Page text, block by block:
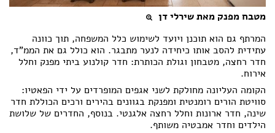
מטבח מפנק מאת שירלי דן
המרתף גם הוא תוכנן ויועד לשימוש כלל המשפחה, תוך כוונה
עתידית להסב אותו כיחידה לנער מתבגר. הוא כולל גם את הממ"ד,
חדר רחצה, מטבחון וגולת הכותרת: חדר קולנוע ביתי מפנק וחלל
אירוח.
הקומה העליונה מחולקת לשני אגפים המופרדים על ידי הפאטיו:
סוויטת הורים רומנטית ומפנקת בגוונים בהירים ורכים הכוללת חדר
שינה, חדר ארונות וחלל רחצה אלגנטי. בנוסף, החדרים של שלושת
הילדים וחדר אמבטיה משותף.